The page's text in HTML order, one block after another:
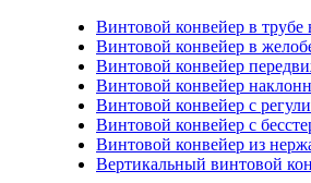
Винтовой конвейер в трубе
Винтовой конвейер в
Винтовой конвейер
Винтовой конвейер
Винтовой конвейер с
Винтовой конвейер с
Винтовой конвейер из
Вертикальный винтовой